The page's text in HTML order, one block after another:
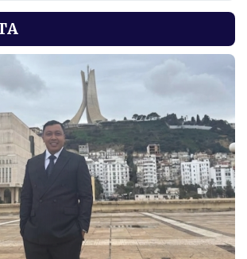
BERITA
WARGA